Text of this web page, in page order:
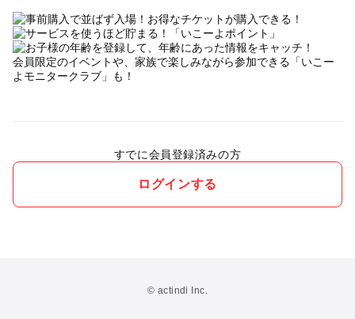
会員限定のイベントや、家族で楽しみながら参加できる「いこー
よモニタークラブ」も！
すでに会員登録済みの方
ログインする
© actindi Inc.